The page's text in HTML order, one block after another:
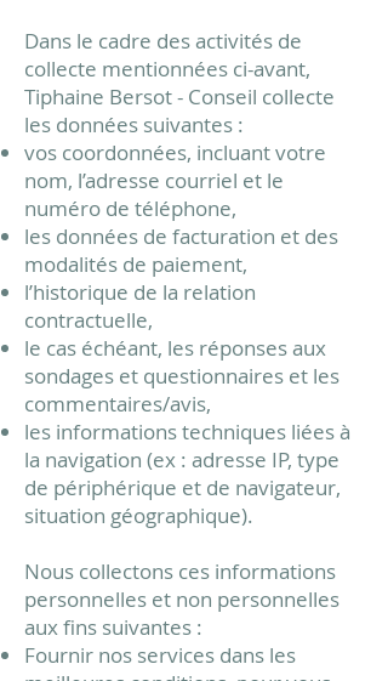
Dans le cadre des activités de
collecte mentionnées ci-avant,
Tiphaine Bersot- Conseil collecte
les données suivantes :
vos coordonnées, incluant votre
nom, l’adresse courriel et le
numéro de téléphone,
les données de facturation et des
modalités de paiement,
l’historique de la relation
contractuelle,
le cas échéant, les réponses aux
sondages et questionnaires et les
commentaires/avis,
les informations techniques liées à
la navigation (ex : adresse IP, type
de périphérique et de navigateur,
situation géographique).
Nous collectons ces informations
personnelles et non personnelles
aux fins suivantes :
Fournir nos services dans les